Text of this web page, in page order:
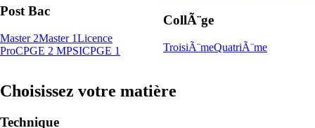
Post Bac
Master 2Master 1Licence
ProCPGE 2 MPSICPGE 1
CollÃ¨ge
TroisiÃ¨meQuatriÃ¨me
Choisissez votre matière
Technique